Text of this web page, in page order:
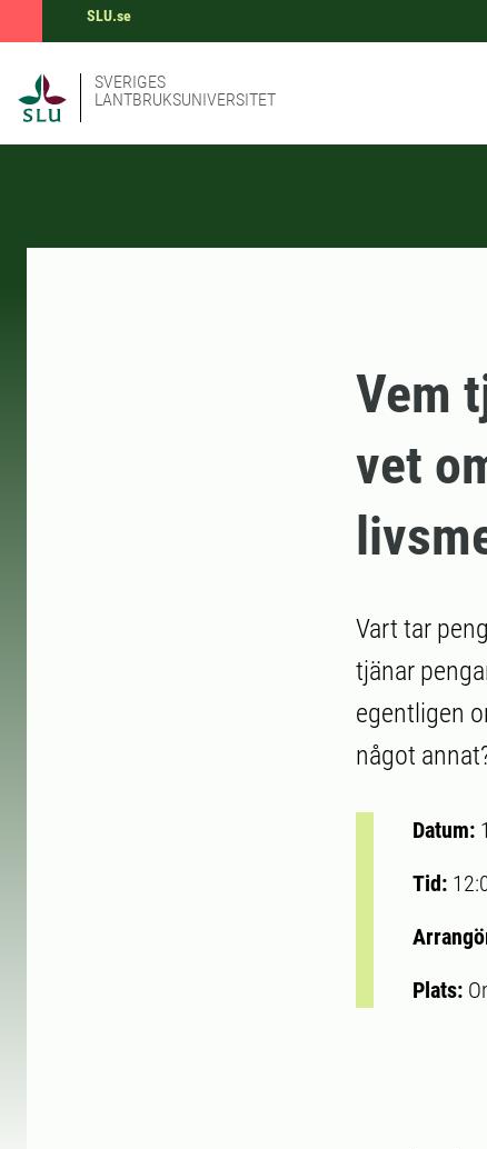
SLU.se
SVERIGES
LANTBRUKSUNIVERSITET
Vem
vet
Vart tar
tjänar
egentligen
något
Datum:
Tid:
Plats: